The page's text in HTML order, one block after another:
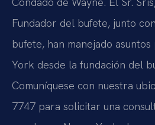
Fundador del bufete, junto
bufete, han manejado
York desde la fundación del
Comuníquese con nuestra
7747 para solicitar una